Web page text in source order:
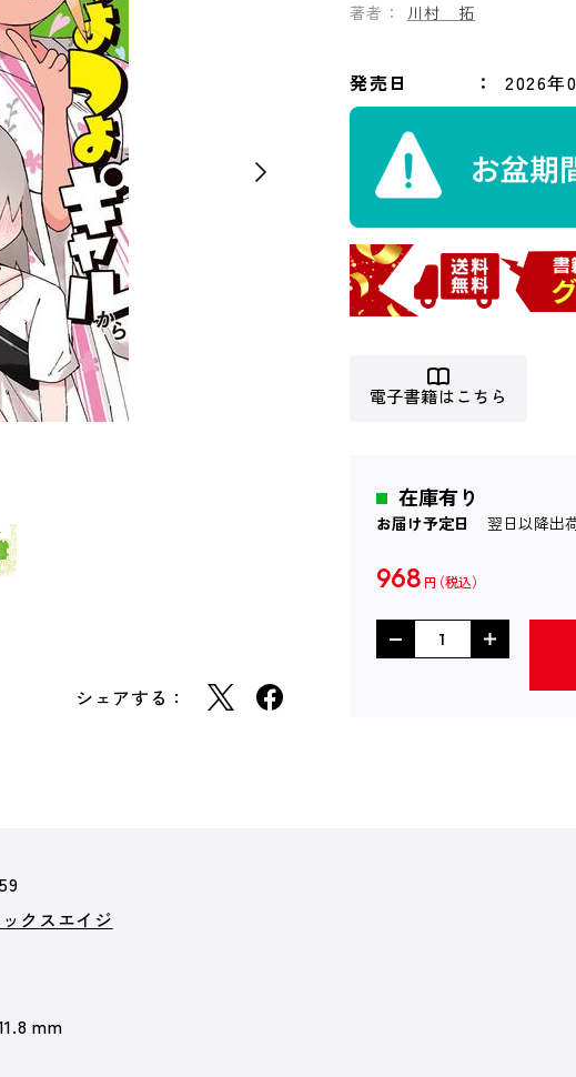
シェアする：
著者： 川村 拓
発売日 2026年
電子書籍はこちら
在庫有り
お届け予定日 翌日以降出
968 円
クスエイジ
mm